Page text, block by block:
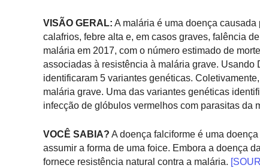
VISÃO GERAL: A malária é uma doença
calafrios, febre alta e, em casos graves, falência
malária em 2017, com o número estimado de
associadas à resistência à malária grave.
identificaram 5 variantes genéticas.
malária grave. Uma das variantes genéticas
infecção de glóbulos vermelhos com parasitas da
VOCÊ SABIA? A doença falciforme é uma
assumir a forma de uma foice. Embora a doença
fornece resistência natural contra a malária.